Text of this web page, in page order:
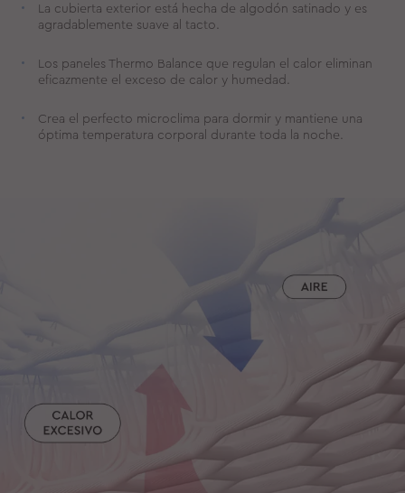
La cubierta exterior está hecha de algodón satinado y es
agradablemente suave al tacto.
Los paneles Thermo Balance que regulan el calor eliminan
eficazmente el exceso de calor y humedad.
Crea el perfecto microclima para dormir y mantiene una
óptima temperatura corporal durante toda la noche.